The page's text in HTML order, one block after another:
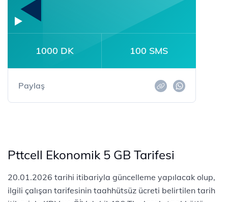
1000 DK 100 SMS
Paylaş
Pttcell Ekonomik 5 GB Tarifesi
20.01.2026 tarihi itibariyla güncelleme yapılacak olup,
ilgili çalışan tarifesinin taahhütsüz ücreti belirtilen tarih